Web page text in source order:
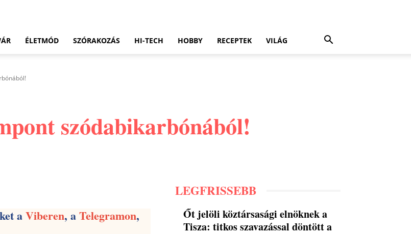
ÉLETMÓD SZÓRAKOZÁS HI-TECH HOBBY RECEPTEK VILÁG
szódabikarbónából!
aViberen, aTelegramon,
LEGFRISSEBB
Őt jelöli köztársasági elnöknek a
Tisza: titkos szavazással döntött a